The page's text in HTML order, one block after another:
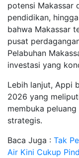
potensi Makassar
pendidikan,
bahwa Makassar
pusat
Pelabuhan
investasi yang
Lebih lanjut, Appi
2026 yang
membuka
strategis.
Baca Juga : Tak
Air Kini Cukup